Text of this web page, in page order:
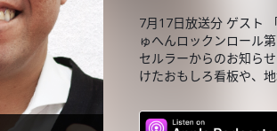
7月17日放送分 ゲスト
ゅへんロックンロール
セルラーからのお知ら
けたおもしろ看板や、地